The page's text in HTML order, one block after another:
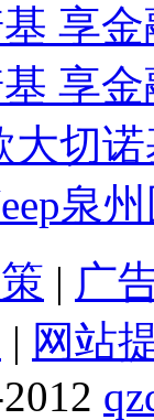
享
享
大切
泉
| 广
| 网站